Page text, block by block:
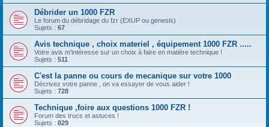
Débrider un 1000 FZR
Le forum du débridage du fzr (EXUP ou genesis)
Sujets : 67
Avis technique , choix materiel , équipement 1000 FZR .....
Votre avis m’intéresse sur un choix à faire en matière technique !
Sujets : 511
C'est la panne ou cours de mecanique sur votre 1000
Décrivez votre panne , on va essayer de vous aider !
Sujets : 728
Technique ,foire aux questions 1000 FZR !
Forum des trucs et astuces !
Sujets : 829